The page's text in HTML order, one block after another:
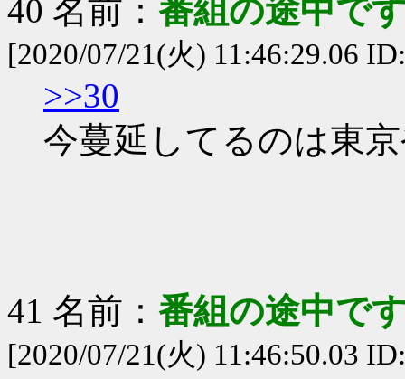
40 名前： 番組の途中で
[2020/07/21(火) 11:46:29.06
>>30
今蔓延してるのは東
41 名前： 番組の途中で
[2020/07/21(火) 11:46:50.03